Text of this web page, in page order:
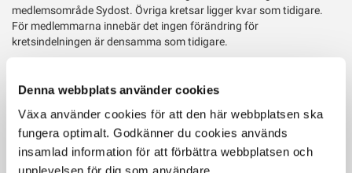
Denna webbplats använder cookies
Växa använder cookies för att den här webbplatsen ska
fungera optimalt. Godkänner du cookies används
insamlad information för att förbättra webbplatsen och
medlemsområde Sydost. Övriga kretsar ligger kvar som tidigare.
För medlemmarna innebär det ingen förändring för
kretsindelningen är densamma som tidigare.
liselott.jungergard@vxa.seeller 010-471 04 01.
Senast uppdaterad: 27 februari 2026